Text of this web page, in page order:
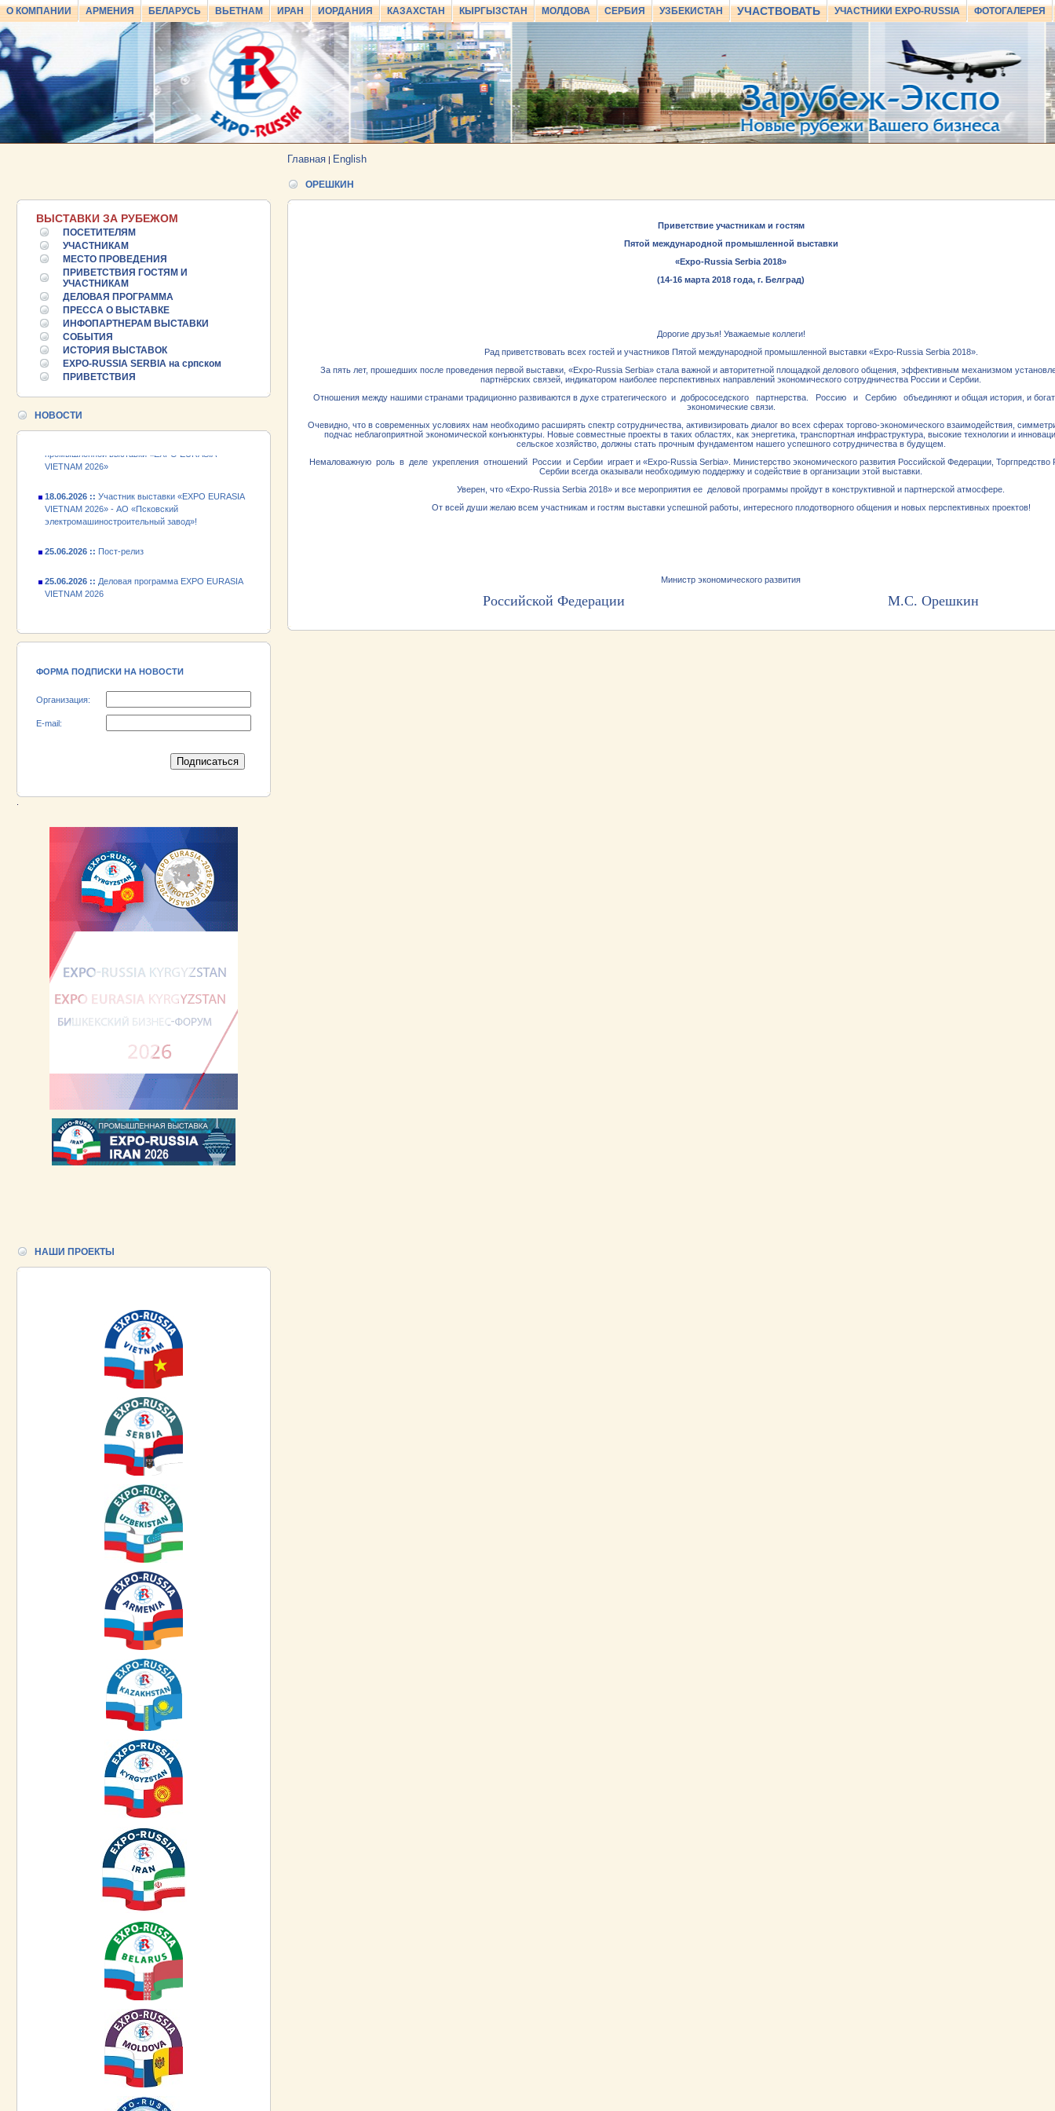
О КОМПАНИИ АРМЕНИЯ БЕЛАРУСЬ ВЬЕТНАМ ИРАН ИОРДАНИЯ КАЗАХСТАН КЫРГЫЗСТАН МОЛДОВА СЕРБИЯ УЗБЕКИСТАН УЧАСТВОВАТЬ УЧАСТНИКИ EXPO-RUSSIA ФОТОГАЛЕРЕЯ
Главная | English
ВЫСТАВКИ ЗА РУБЕЖОМ
ПОСЕТИТЕЛЯМ
УЧАСТНИКАМ
МЕСТО ПРОВЕДЕНИЯ
ПРИВЕТСТВИЯ ГОСТЯМ И
УЧАСТНИКАМ
ДЕЛОВАЯ ПРОГРАММА
ПРЕССА О ВЫСТАВКЕ
ИНФОПАРТНЕРАМ ВЫСТАВКИ
СОБЫТИЯ
ИСТОРИЯ ВЫСТАВОК
EXPO-RUSSIA SERBIA на српском
ПРИВЕТСТВИЯ
НОВОСТИ
VIETNAM 2026
VIETNAM 2026»
VIETNAM 2026» - АО «Псковский
25.06.2026 ::Пост-релиз
25.06.2026 ::Деловая программа EXPO EURASIA
VIETNAM 2026
VIETNAM 2026» - АО «Псковский
электромашиностроительный завод»!
ФОРМА ПОДПИСКИ НА НОВОСТИ
Организация:
E-mail:
НАШИ ПРОЕКТЫ
ОРЕШКИН
Приветствие участникам и гостям
Пятой международной промышленной выставки
«Ехро-Russia Serbia 2018»
(14-16 марта 2018 года, г. Белград)
Дорогие друзья! Уважаемые коллеги!
Рад приветствовать всех гостей и участников Пятой международной промышленной выставки «Ехро-Russia Serbia 2018».
За пять лет, прошедших после проведения первой выставки, «Ехро-Russia Serbia» стала важной и авторитетной площадкой делового общения, эффективным механизмом
партнёрских связей, индикатором наиболее перспективных направлений экономического сотрудничества России и Сербии.
Отношения между нашими странами традиционно развиваются в духе стратегического и добрососедского партнерства. Россию и Сербию объединяют и общая история, и
экономические связи.
Очевидно, что в современных условиях нам необходимо расширять спектр сотрудничества, активизировать диалог во всех сферах торгово-экономического взаимодействия,
подчас неблагоприятной экономической конъюнктуры. Новые совместные проекты в таких областях, как энергетика, транспортная инфраструктура, высокие технологии и
сельское хозяйство, должны стать прочным фундаментом нашего успешного сотрудничества в будущем.
Немаловажную роль в деле укрепления отношений России и Сербии играет и «Ехро-Russia Serbia». Министерство экономического развития Российской Федерации, Торгпредство
Сербии всегда оказывали необходимую поддержку и содействие в организации этой выставки.
Уверен, что «Ехро-Russia Serbia 2018» и все мероприятия ее деловой программы пройдут в конструктивной и партнерской атмосфере.
От всей души желаю всем участникам и гостям выставки успешной работы, интересного плодотворного общения и новых перспективных проектов!
Министр экономического развития
Российской Федерации М.С. Орешкин